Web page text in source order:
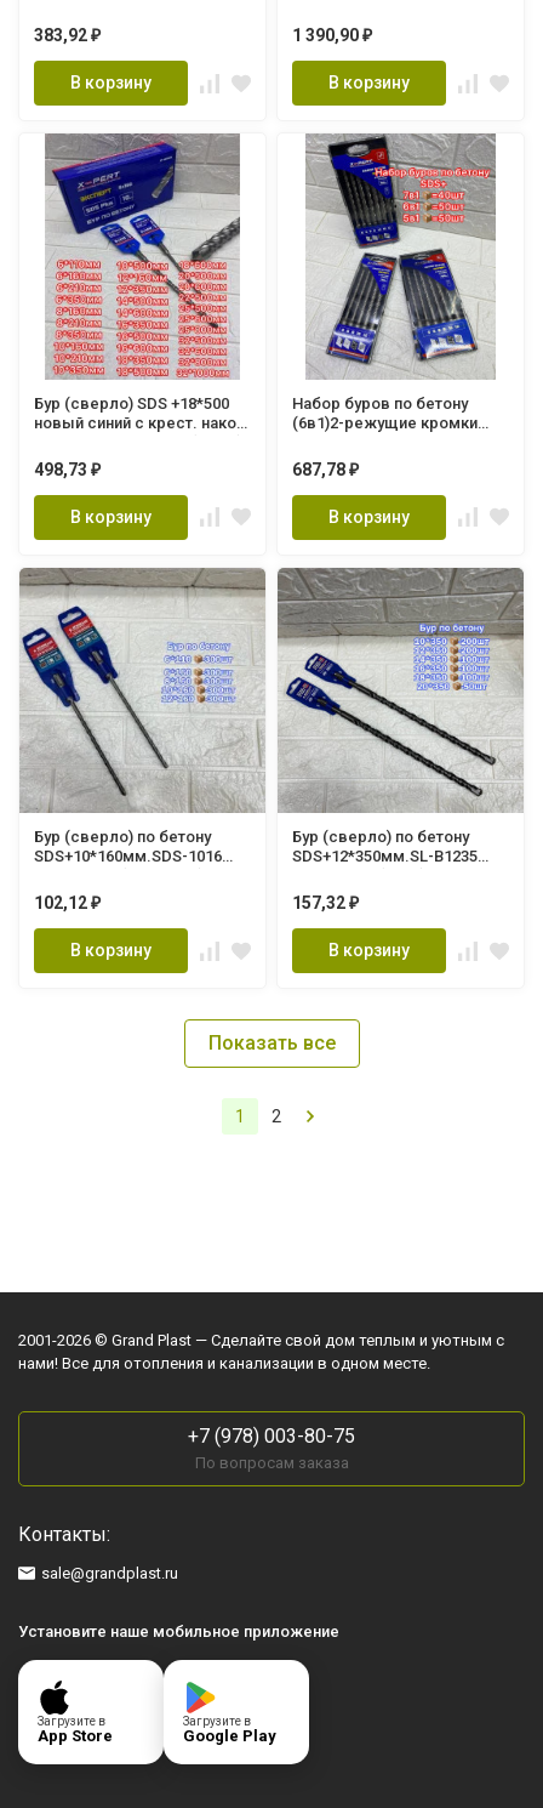
383,92 ₽
В корзину
1 390,90 ₽
В корзину
Бур (сверло) SDS +18*500
новый синий с крест. након.
498,73 ₽
В корзину
Набор буров по бетону
(6в1)2-режущие кромки
(10
687,78 ₽
В корзину
Бур (сверло) по бетону
SDS+10*160мм.SDS-1016
102,12 ₽
В корзину
Бур (сверло) по бетону
SDS+12*350мм.SL-B1235
157,32 ₽
В корзину
Показать все
1 2
2001-2026 © Grand Plast — Сделайте свой дом теплым и уютным с
нами! Все для отопления и канализации в одном месте.
+7 (978) 003-80-75
По вопросам заказа
Контакты:
sale@grandplast.ru
Установите наше мобильное приложение
Загрузите в
App Store
Загрузите в
Google Play